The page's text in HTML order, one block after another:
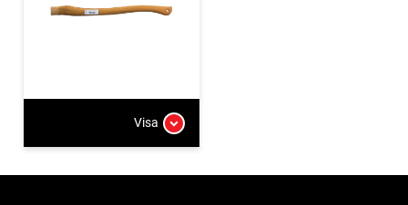
Visa